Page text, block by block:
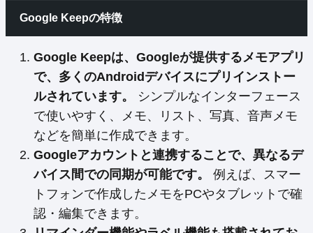
Google Keepの特徴
Google Keepは、Googleが提供するメモアプリ
で、多くのAndroidデバイスにプリインストー
ルされています。
シンプルなインターフェース
で使いやすく、メモ、リスト、写真、音声メモ
などを簡単に作成できます。
Googleアカウントと連携することで、異なるデ
バイス間での同期が可能です。
例えば、スマー
トフォンで作成したメモをPCやタブレットで確
認・編集できます。